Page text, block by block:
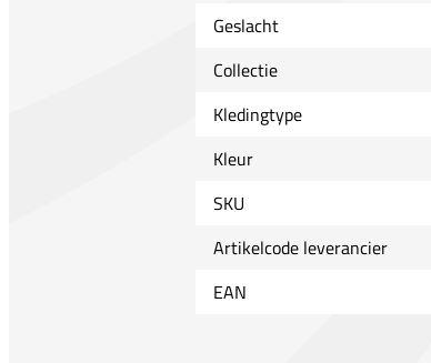
Geslacht
Collectie
Kledingtype
Kleur
SKU
Artikelcode leverancier
EAN